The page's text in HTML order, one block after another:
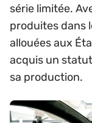
série limitée.
produites dans
allouées aux
acquis un
sa production.